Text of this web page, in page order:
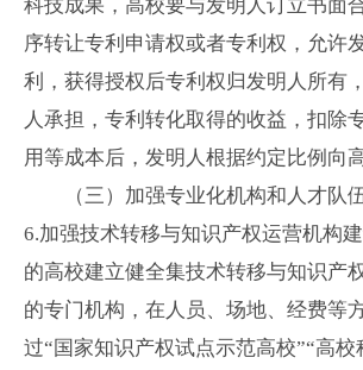
科技成果，高校要与发明人订立书面
序转让专利申请权或者专利权，允许
利，获得授权后专利权归发明人所有
人承担，专利转化取得的收益，扣除
用等成本后，发明人根据约定比例向
（三）加强专业化机构和人才队
6.加强技术转移与知识产权运营机构
的高校建立健全集技术转移与知识产
的专门机构，在人员、场地、经费等
过“国家知识产权试点示范高校”“高